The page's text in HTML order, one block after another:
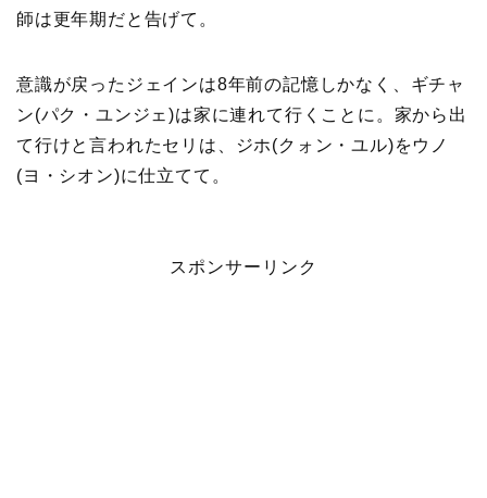
師は更年期だと告げて。
意識が戻ったジェインは8年前の記憶しかなく、ギチャ
ン(パク・ユンジェ)は家に連れて行くことに。家から出
て行けと言われたセリは、ジホ(クォン・ユル)をウノ
(ヨ・シオン)に仕立てて。
スポンサーリンク